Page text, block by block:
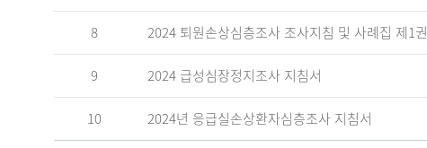
8 2024 퇴원손상심층조사 조사지침 및 사례집 제1권
9 2024 급성심장정지조사 지침서
10 2024년 응급실손상환자심층조사 지침서